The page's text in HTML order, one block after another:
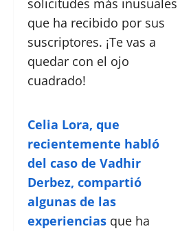
solicitudes más inusuales
que ha recibido por sus
suscriptores. ¡Te vas a
quedar con el ojo
cuadrado!
Celia Lora, que
recientemente habló
del caso de Vadhir
Derbez, compartió
algunas de las
experiencias que ha